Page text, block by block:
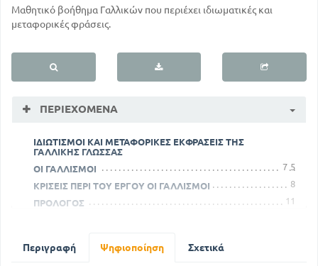
Μαθητικό βοήθημα Γαλλικών που περιέχει ιδιωματικές και
μεταφορικές φράσεις.
ΠΕΡΙΕΧΌΜΕΝΑ
ΙΔΙΩΤΙΣΜΟΙ ΚΑΙ ΜΕΤΑΦΟΡΙΚΕΣ ΕΚΦΡΑΣΕΙΣ ΤΗΣ
ΓΑΛΛΙΚΗΣ ΓΛΩΣΣΑΣ
5
ΟΙ ΓΑΛΛΙΣΜΟΙ
7
ΚΡΙΣΕΙΣ ΠΕΡΙ ΤΟΥ ΕΡΓΟΥ ΟΙ ΓΑΛΛΙΣΜΟΙ
8
ΠΡΟΛΟΓΟΣ
11
ALMANACH
Περιγραφή Ψηφιοποίηση Σχετικά